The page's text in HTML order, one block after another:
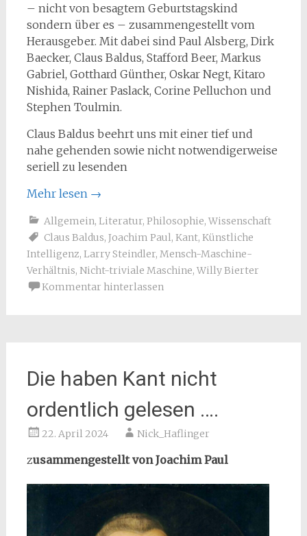
– nicht von besagtem Geburtstagskind
sondern über es – zusammengestellt vom
Herausgeber. Mit dabei sind Paul Alsberg, Dirk
Baecker, Claus Baldus, Stafford Beer, Markus
Gabriel, Gotthard Günther, Oskar Negt, Kitaro
Nishida, Rainer Paslack, Corine Pelluchon und
Stephen Toulmin.
Claus Baldus beehrt uns mit einer tief und
nahe gehenden sowie nicht notwendigerweise
seriell zu lesenden
Mehr lesen →
Allgemein, Literatur, Philosophie, Wissenschaft
Claus Baldus, Joachim Paul, Kant, Künstliche
Intelligenz, Larry Steindler, Mensch-Maschine-
Verhältnis, Nicht-triviale Maschine, Willy Bierter
Kommentar hinterlassen
Die haben Kant nicht
ordentlich gelesen ….
22. April 2024 Nick_Haflinger
zusammengestellt von Joachim Paul